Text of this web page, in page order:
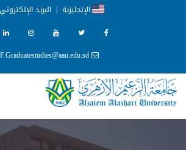
الإنجليزية | البريد الإلكتروني
F.Graduatestudies@aau.edu.sd